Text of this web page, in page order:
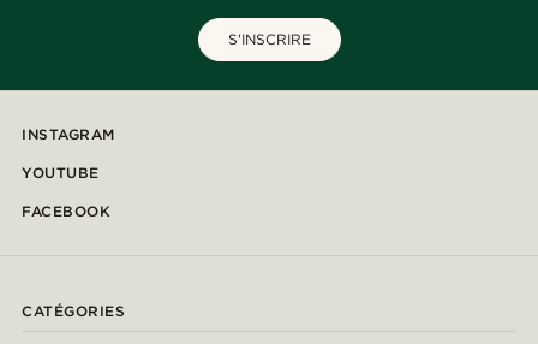
S'INSCRIRE
INSTAGRAM
YOUTUBE
FACEBOOK
CATÉGORIES